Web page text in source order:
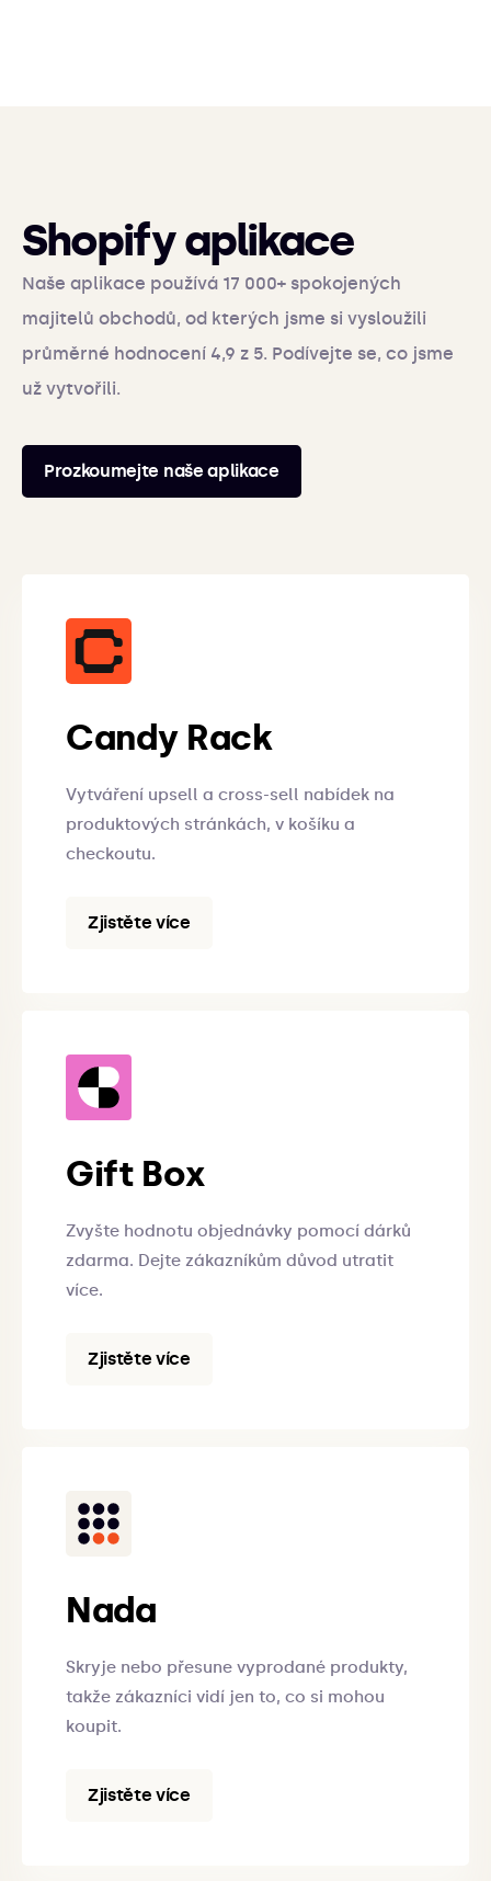
Shopify aplikace
Naše aplikace používá 17 000+ spokojených
majitelů obchodů, od kterých jsme si vysloužili
průměrné hodnocení 4,9 z 5. Podívejte se, co jsme
už vytvořili.
Prozkoumejte naše aplikace
Candy Rack
Vytváření upsell a cross-sell nabídek na
produktových stránkách, v košíku a
checkoutu.
Zjistěte více
Gift Box
Zvyšte hodnotu objednávky pomocí dárků
zdarma. Dejte zákazníkům důvod utratit
více.
Zjistěte více
Nada
Skryje nebo přesune vyprodané produkty,
takže zákazníci vidí jen to, co si mohou
koupit.
Zjistěte více